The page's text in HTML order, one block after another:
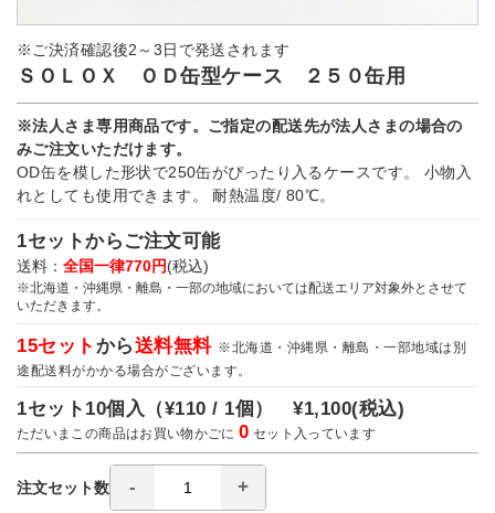
※ご決済確認後2～3日で発送されます
ＳＯＬＯＸ ＯＤ缶型ケース ２５０缶用
※法人さま専用商品です。ご指定の配送先が法人さまの場合の
みご注文いただけます。
OD缶を模した形状で250缶がぴったり入るケースです。 小物入
れとしても使用できます。 耐熱温度/ 80℃。
1セットからご注文可能
送料： 全国一律770円(税込)
※北海道・沖縄県・離島・一部の地域においては配送エリア対象外とさせて
いただきます。
15セット から送料無料 ※北海道・沖縄県・離島・一部地域は別
途配送料がかかる場合がございます。
1セット10個入（¥110 / 1個）¥1,100(税込)
ただいまこの商品はお買い物かごに0 セット入っています
注文セット数